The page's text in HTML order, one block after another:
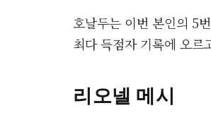
호날두는 이번 본인의 5
최다 득점자 기록에 오르
리오넬 메시